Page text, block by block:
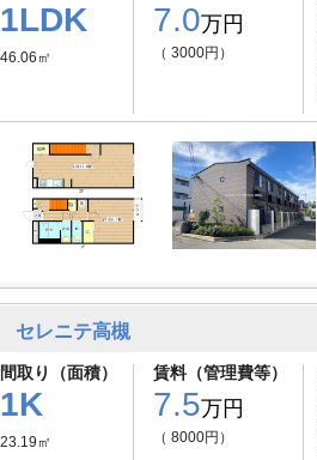
1LDK
46.06㎡
7.0万円
（ 3000円）
セレニテ高槻
間取り（面積）
1K
23.19㎡
賃料（管理費等）
7.5万円
（ 8000円）